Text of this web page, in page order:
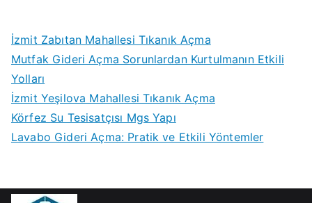
İzmit Zabıtan Mahallesi Tıkanık Açma
Mutfak Gideri Açma Sorunlardan Kurtulmanın Etkili
Yolları
İzmit Yeşilova Mahallesi Tıkanık Açma
Körfez Su Tesisatçısı Mgs Yapı
Lavabo Gideri Açma: Pratik ve Etkili Yöntemler